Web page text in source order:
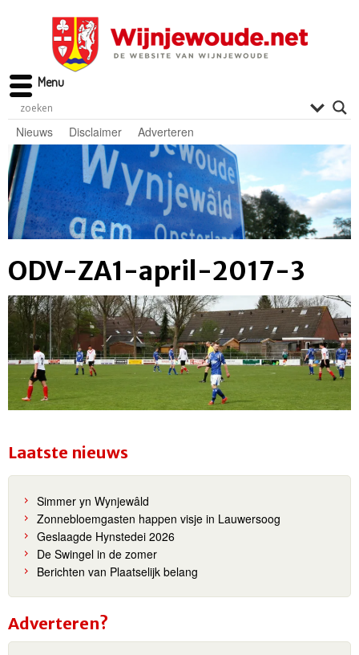
Nieuws Disclaimer Adverteren
ODV-ZA1-april-2017-3
Laatste nieuws
Simmer yn Wynjewâld
Zonnebloemgasten happen visje in Lauwersoog
Geslaagde Hynstedei 2026
De Swingel in de zomer
Berichten van Plaatselijk belang
Adverteren?
Menu